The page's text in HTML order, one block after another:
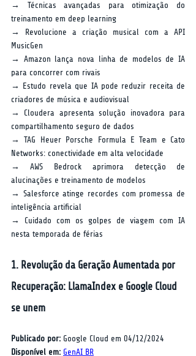
→ Técnicas avançadas para otimização do
treinamento em deep learning
→ Revolucione a criação musical com a API
MusicGen
→ Amazon lança nova linha de modelos de IA
para concorrer com rivais
→ Estudo revela que IA pode reduzir receita de
criadores de música e audiovisual
→ Cloudera apresenta solução inovadora para
compartilhamento seguro de dados
→ TAG Heuer Porsche Formula E Team e Cato
Networks: conectividade em alta velocidade
→ AWS Bedrock aprimora detecção de
alucinações e treinamento de modelos
→ Salesforce atinge recordes com promessa de
inteligência artificial
→ Cuidado com os golpes de viagem com IA
nesta temporada de férias
1. Revolução da Geração Aumentada por
Recuperação: LlamaIndex e Google Cloud
se unem
Publicado por: Google Cloud em 04/12/2024
Disponível em: GenAI BR